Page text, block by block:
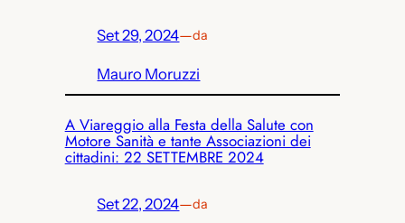
Set 29, 2024—da
Mauro Moruzzi
A Viareggio alla Festa della Salute con
Motore Sanità e tante Associazioni dei
cittadini: 22 SETTEMBRE 2024
Set 22, 2024—da